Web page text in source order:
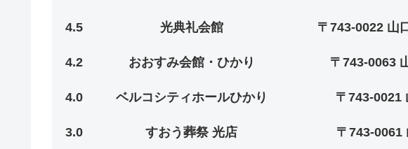
4.5 光典礼会館 〒743-0022 山
4.2 おおすみ会館・ひかり 〒743-0063
4.0 ベルコシティホールひかり 〒743-0021
3.0 すおう葬祭 光店 〒743-0061